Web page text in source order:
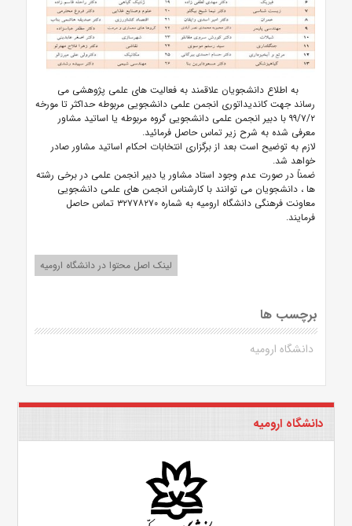
به اطلاع دانشجویان علاقمند به فعالیت های علمی پژوهشی می
رساند جهت کاندیداتوری انجمن علمی دانشجویی مربوطه حداکثر تا مورخه
۹۹/۷/۲ با دبیر انجمن علمی دانشجویی گروه مربوطه یا اساتید مشاور
معرفی شده به شرح زیر تماس حاصل فرمائید.
لازم به توضیح است بعد از برگزاری انتخابات احکام اساتید مشاور صادر
خواهد شد.
ضمناً در صورت عدم وجود استاد مشاور یا دبیر انجمن علمی در برخی رشته
ها ، دانشجویان می توانند با کارشناس انجمن های علمی دانشجویی
معاونت فرهنگی دانشگاه ارومیه به شماره ۳۲۷۷۸۲۷۰ تماس حاصل
فرمایند.
لینک اصل محتوا در دانشگاه ارومیه
برچسب ها
دانشگاه ارومیه
دانشگاه ارومیه